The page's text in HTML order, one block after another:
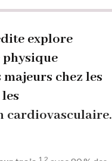
explore
physique
chez les
cardiovasculaire.
1,2